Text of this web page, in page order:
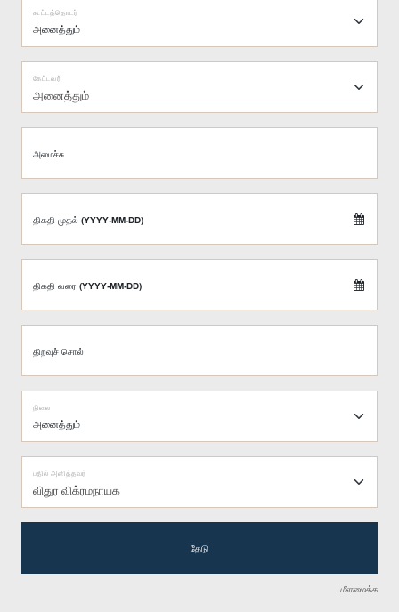
கூட்டத்தொடர்
அனைத்தும்
கேட்டவர்
அமைச்சு
திகதி முதல் (YYYY-MM-DD)
திகதி வரை (YYYY-MM-DD)
திறவுச் சொல்
நிலை
விதுர விக்ரமநாயக
பதில் அளித்தவர்
தேடு
மீளமைக்க